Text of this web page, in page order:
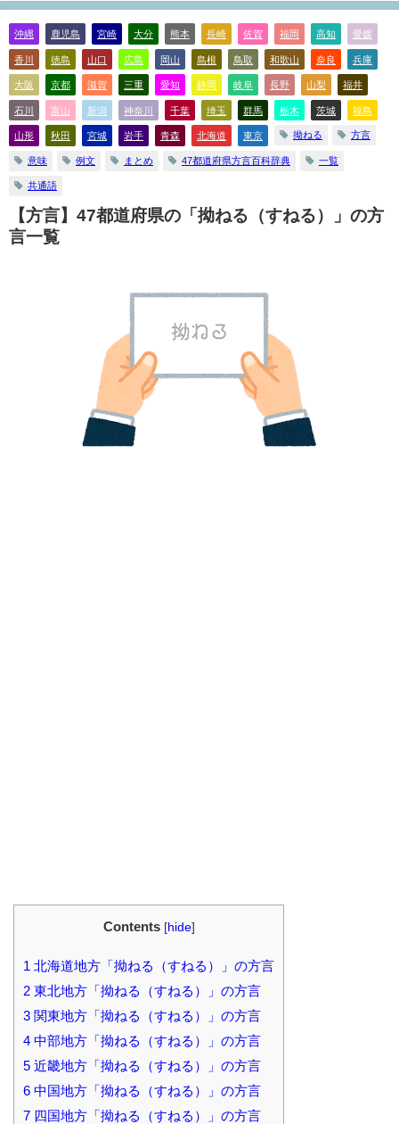
沖縄 鹿児島 宮崎 大分 熊本 長崎 佐賀 福岡 高知 愛媛
香川 徳島 山口 広島 岡山 島根 鳥取 和歌山 奈良 兵庫
大阪 京都 滋賀 三重 愛知 静岡 岐阜 長野 山梨 福井
石川 富山 新潟 神奈川 千葉 埼玉 群馬 栃木 茨城 福島
山形 秋田 宮城 岩手 青森 北海道 東京 拗ねる 方言
意味 例文 まとめ 47都道府県方言百科辞典 一覧
共通語
【方言】47都道府県の「拗ねる（すねる）」の方
言一覧
Contents [hide]
1 北海道地方「拗ねる（すねる）」の方言
2 東北地方「拗ねる（すねる）」の方言
3 関東地方「拗ねる（すねる）」の方言
4 中部地方「拗ねる（すねる）」の方言
5 近畿地方「拗ねる（すねる）」の方言
6 中国地方「拗ねる（すねる）」の方言
7 四国地方「拗ねる（すねる）」の方言